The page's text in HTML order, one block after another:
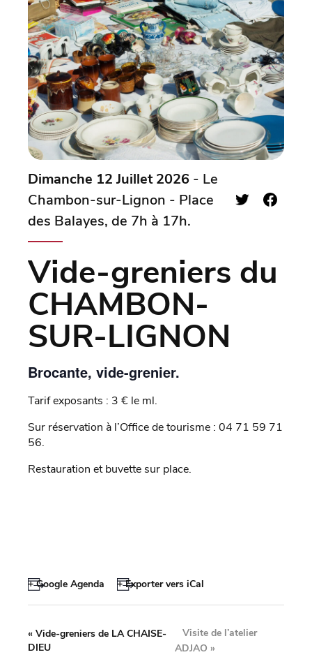
Dimanche 12 Juillet 2026 - Le
Chambon-sur-Lignon - Place
des Balayes, de 7h à 17h.
Vide-greniers du
CHAMBON-
SUR-LIGNON
Brocante, vide-grenier.
Tarif exposants : 3 € le ml.
Sur réservation à l’Office de tourisme : 04 71 59 71
56.
Restauration et buvette sur place.
+ Google Agenda + Exporter vers iCal
« Vide-greniers de LA CHAISE-
DIEU
Visite de l’atelier
ADJAO»